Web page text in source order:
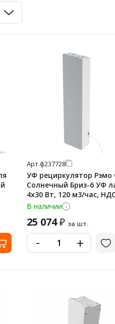
Арт.ф237728
УФ рециркулятор Рэмо
Солнечный Бриз-6 УФ
4х30 Вт, 120 м3/час,
В наличии
25 074₽ за шт.
- +